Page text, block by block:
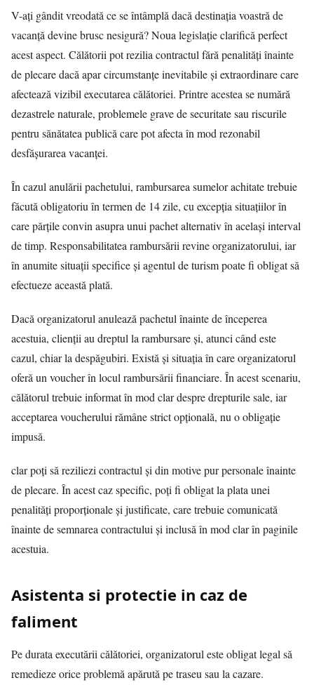
V-ați gândit vreodată ce se întâmplă dacă destinația voastră de
vacanță devine brusc nesigură? Noua legislație clarifică perfect
acest aspect. Călătorii pot rezilia contractul fără penalități înainte
de plecare dacă apar circumstanțe inevitabile și extraordinare care
afectează vizibil executarea călătoriei. Printre acestea se numără
dezastrele naturale, problemele grave de securitate sau riscurile
pentru sănătatea publică care pot afecta în mod rezonabil
desfășurarea vacanței.
În cazul anulării pachetului, rambursarea sumelor achitate trebuie
făcută obligatoriu în termen de 14 zile, cu excepția situațiilor în
care părțile convin asupra unui pachet alternativ în același interval
de timp. Responsabilitatea rambursării revine organizatorului, iar
în anumite situații specifice și agentul de turism poate fi obligat să
efectueze această plată.
Dacă organizatorul anulează pachetul înainte de începerea
acestuia, clienții au dreptul la rambursare și, atunci când este
cazul, chiar la despăgubiri. Există și situația în care organizatorul
oferă un voucher în locul rambursării financiare. În acest scenariu,
călătorul trebuie informat în mod clar despre drepturile sale, iar
acceptarea voucherului rămâne strict opțională, nu o obligație
impusă.
clar poți să reziliezi contractul și din motive pur personale înainte
de plecare. În acest caz specific, poți fi obligat la plata unei
penalități proporționale și justificate, care trebuie comunicată
înainte de semnarea contractului și inclusă în mod clar în paginile
acestuia.
Asistenta si protectie in caz de
faliment
Pe durata executării călătoriei, organizatorul este obligat legal să
remedieze orice problemă apărută pe traseu sau la cazare.